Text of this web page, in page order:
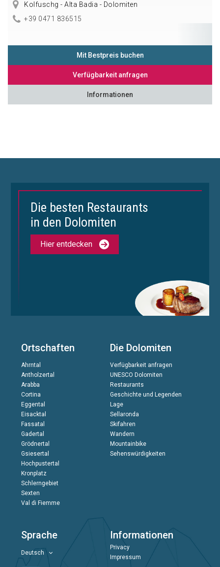
Kolfuschg - Alta Badia - Dolomiten
+39 0471 836515
Mit Bestpreis buchen
Verfügbarkeit anfragen
Informationen
Die besten Restaurants
in den Dolomiten
Hier entdecken
Ortschaften
Ahrntal
Antholzertal
Arabba
Cortina
Eggental
Eisacktal
Fassatal
Gadertal
Grödnertal
Gsiesertal
Hochpustertal
Kronplatz
Schlerngebiet
Sexten
Val di Fiemme
Die Dolomiten
Verfügbarkeit anfragen
UNESCO Dolomiten
Restaurants
Geschichte und Legenden
Lage
Sellaronda
Skifahren
Wandern
Mountainbike
Sehenswürdigkeiten
Sprache
Deutsch
Informationen
Privacy
Impressum